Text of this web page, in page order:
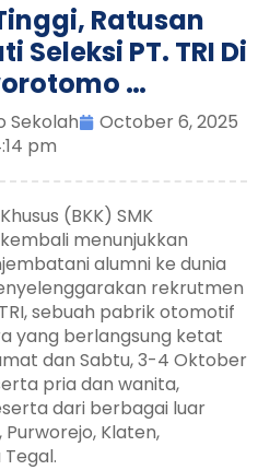
Ratusan
Seleksi PT. TRI Di
…
Sekolah
October 6, 2025
pm
(BKK) SMK
menunjukkan
alumni ke dunia
rekrutmen
sebuah pabrik otomotif
yang berlangsung ketat
dan Sabtu, 3-4 Oktober
pria dan wanita,
dari berbagai luar
Klaten,